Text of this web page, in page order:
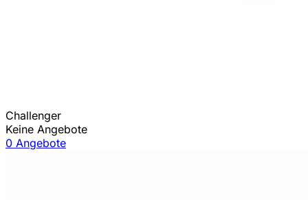
Challenger
Keine Angebote
0 Angebote